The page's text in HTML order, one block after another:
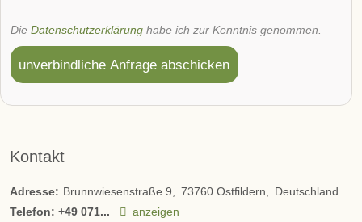
Die Datenschutzerklärung habe ich zur Kenntnis genommen.
unverbindliche Anfrage abschicken
Kontakt
Adresse: Brunnwiesenstraße 9 73760 Ostfildern
Deutschland
Telefon: +49 071...
anzeigen